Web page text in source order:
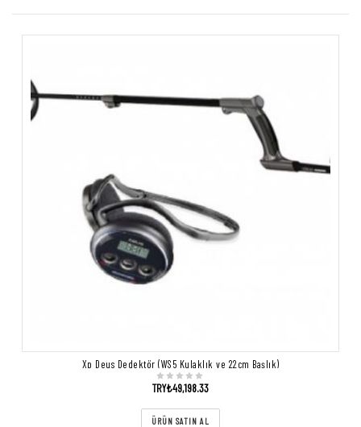
Xp Deus Dedektör (WS5 Kulaklık ve 22cm Başlık)
TRY₺49,198.33
ÜRÜN SATIN AL